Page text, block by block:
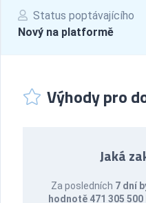
Status poptávajícího
Nový na platformě
Výhody pro
Jaká
Za posledních 7 dní
hodnotě 471 305 500